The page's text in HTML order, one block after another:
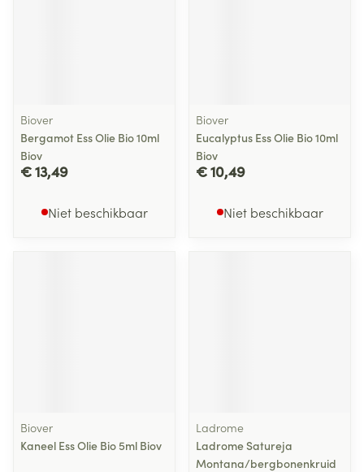
Biover
Bergamot Ess Olie Bio 10ml
Biov
€ 13,49
Niet beschikbaar
Biover
Eucalyptus Ess Olie Bio 10ml
Biov
€ 10,49
Niet beschikbaar
Biover
Kaneel Ess Olie Bio 5ml Biov
Ladrome
Ladrome Satureja
Montana/bergbonenkruid